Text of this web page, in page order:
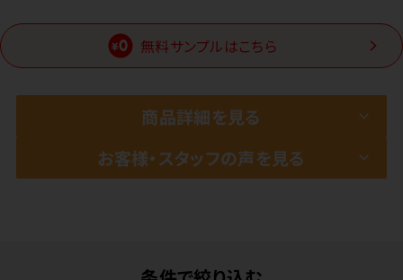
無料サンプルはこちら
商品詳細を見る
お客様・スタッフの声を見る